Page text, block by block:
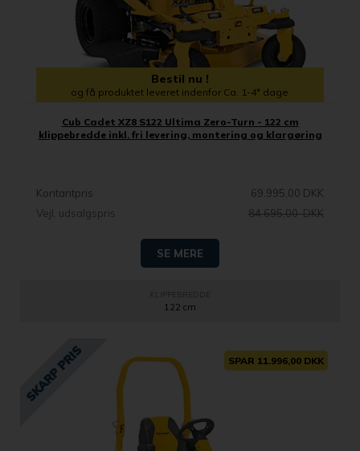
Bestil nu !
og få produktet leveret indenfor Ca. 1-4* dage
Cub Cadet XZ8 S122 Ultima Zero-Turn - 122 cm
klippebredde inkl. fri levering, montering og klargøring
Kontantpris
69.995,00 DKK
Vejl. udsalgspris
84.695,00 DKK
SE MERE
122 cm
SPAR 11.996,00 DKK